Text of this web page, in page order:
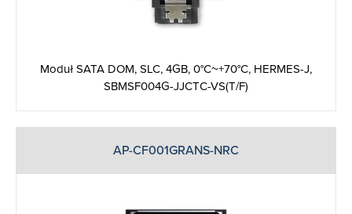
Moduł SATA DOM, SLC, 4GB, 0°C~+70°C, HERMES-J,
SBMSF004G-JJCTC-VS(T/F)
AP-CF001GRANS-NRC